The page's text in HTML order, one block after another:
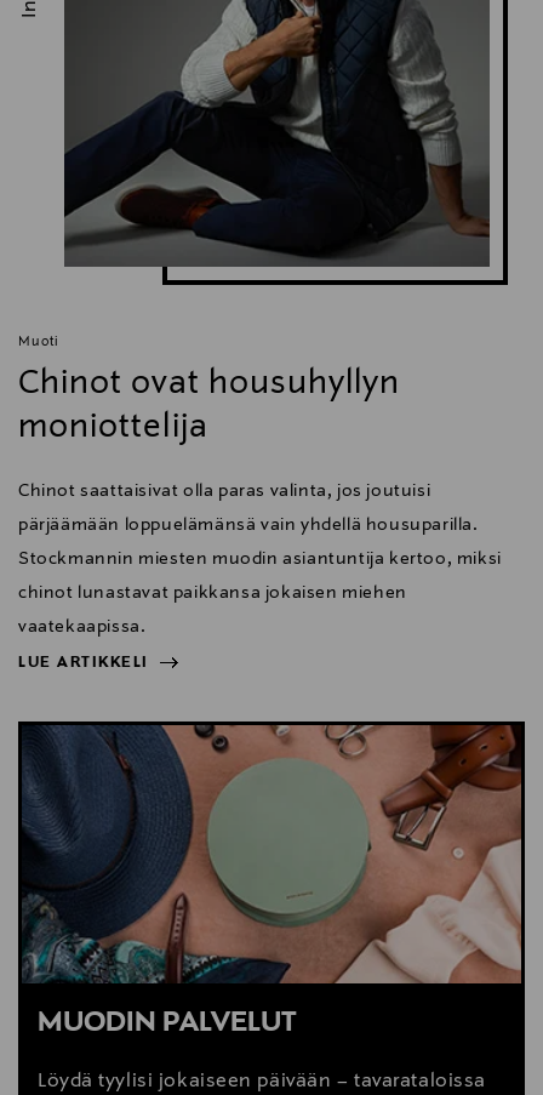
Muoti
Chinot ovat housuhyllyn
moniottelija
Chinot saattaisivat olla paras valinta, jos joutuisi
pärjäämään loppuelämänsä vain yhdellä housuparilla.
Stockmannin miesten muodin asiantuntija kertoo, miksi
chinot lunastavat paikkansa jokaisen miehen
vaatekaapissa.
LUE ARTIKKELI
LUE ARTIKKELI
MUODIN PALVELUT
Löydä tyylisi jokaiseen päivään – tavarataloissa